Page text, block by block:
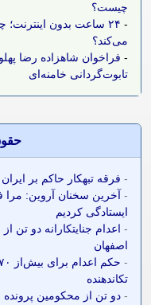
چیست؟
-
۲۴ ساعت بدون
می‌کند؟
- فراخوان شاهزاده رضا
تابوت‌گردانی خامنه‌ای
- فرقه تبهکار حاکم بر
- آخرین سخنان آروین: مرا
ایستادگی کردیم
- اعدام جنایتکارانه دو تن
اصفهان
-
تکاندهنده
- دو تن از محکومین